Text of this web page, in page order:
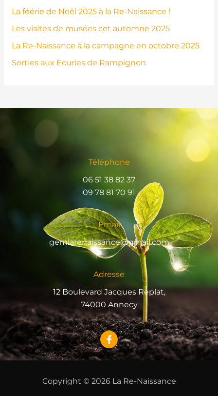
La féérie de Noël 2025 à la Re-Naissance !
Les visites de musées cet automne 2025
La Re-Naissance à la campagne en octobre 2025
Sorties aux Ecuries de Rampignon
Téléphone
06 51 38 82 37
09 78 81 70 91
Email
gemlarenaissance@gmail.com
Adresse
12 Boulevard Jacques Replat,
74000 Annecy
F
a
c
e
o
o
Copyright © 2026 La Re-Naissance